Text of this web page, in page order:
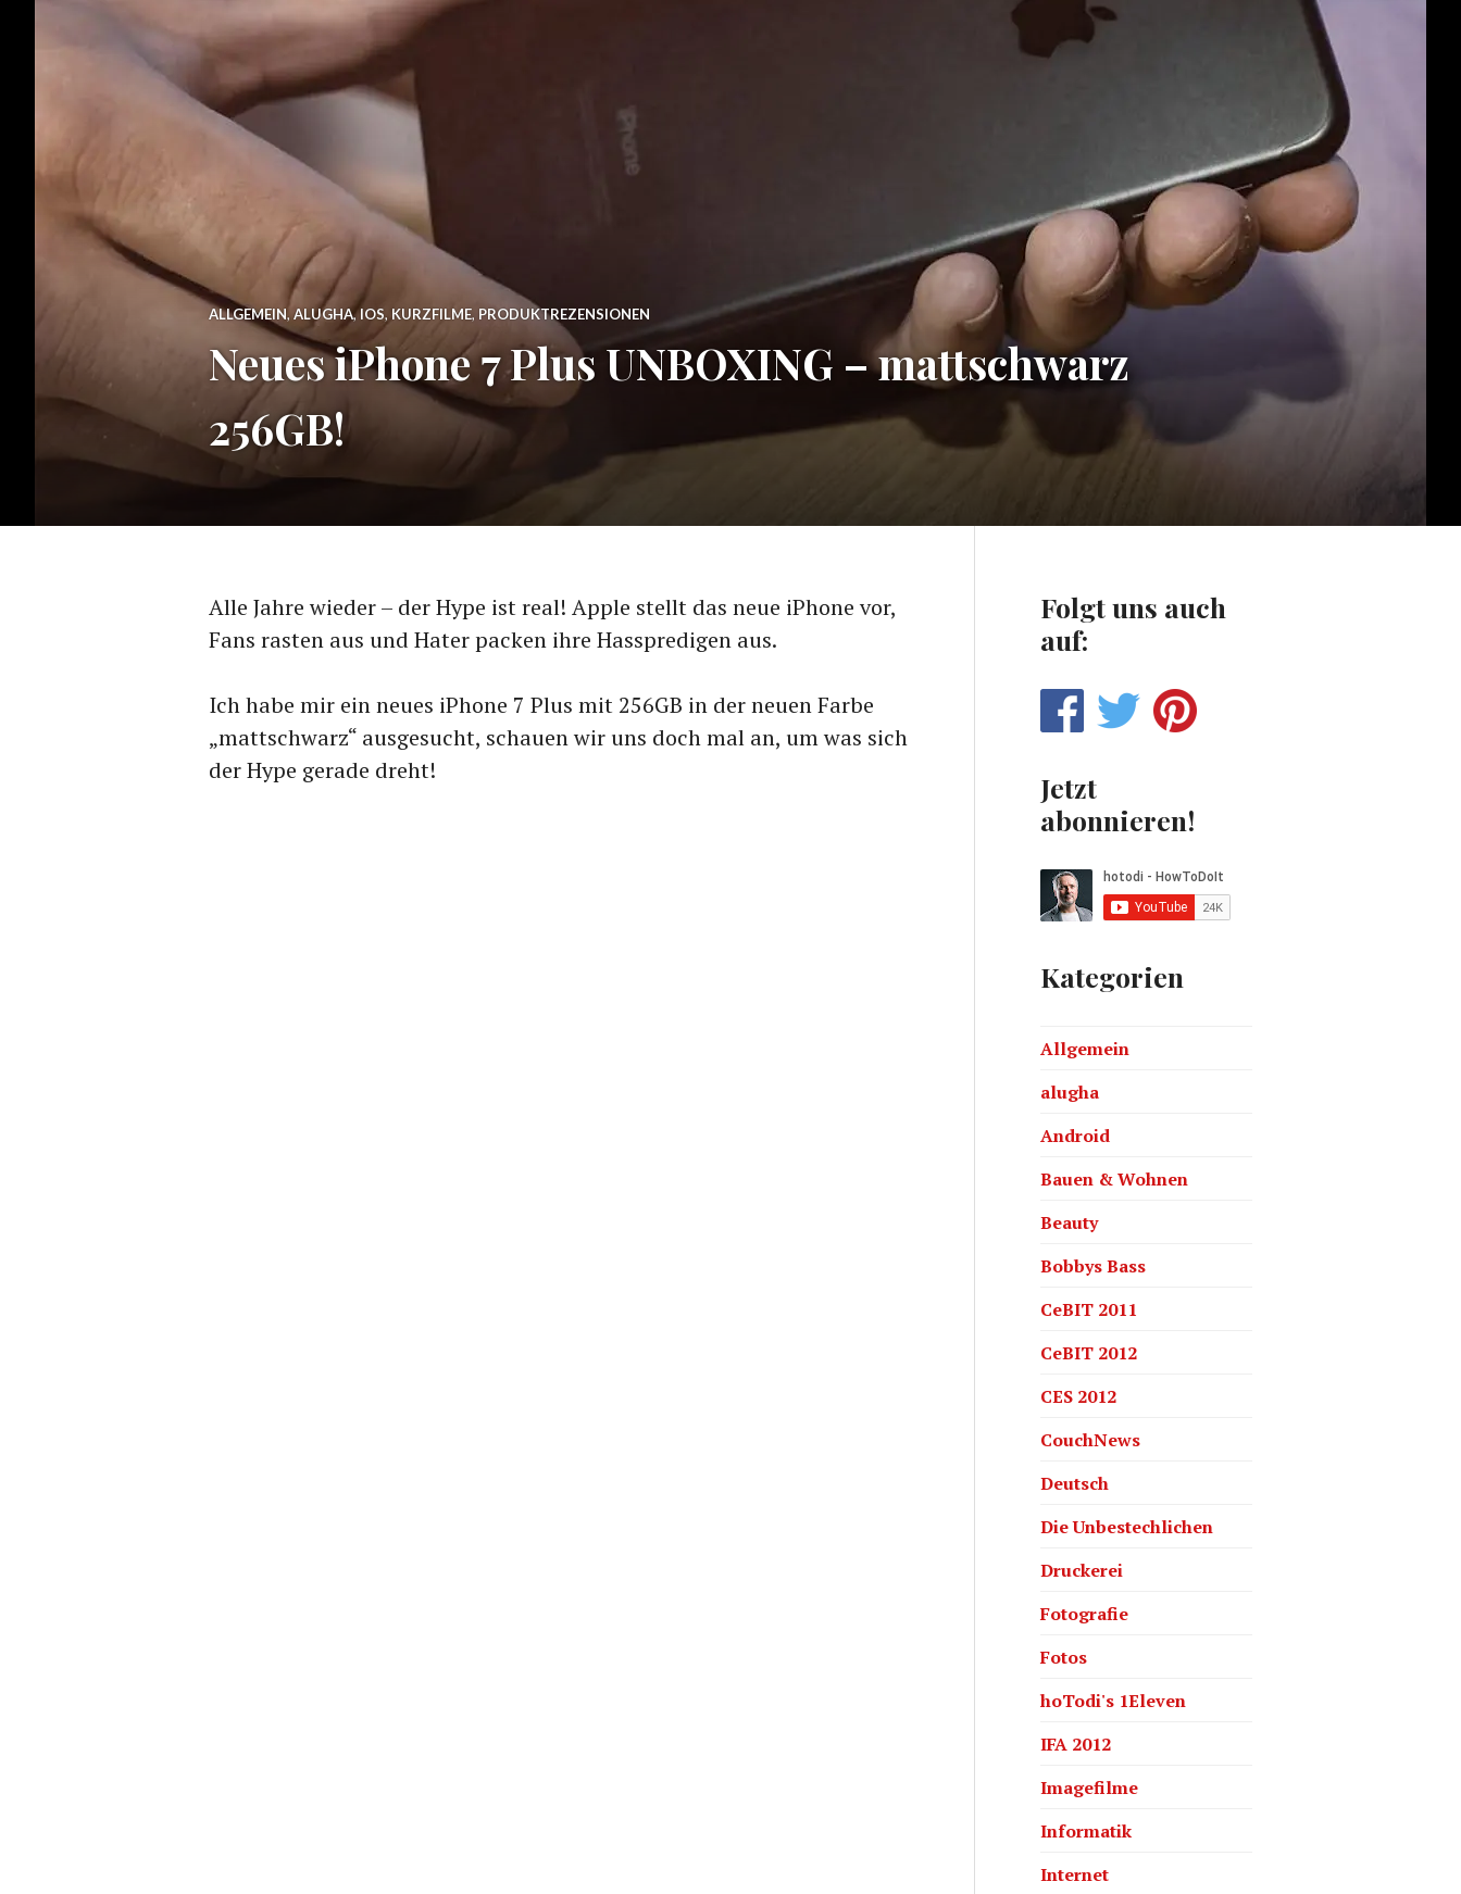
ALLGEMEIN,ALUGHA,IOS, KURZFILME, PRODUKTREZENSIONEN
Neues iPhone 7 Plus UNBOXING – mattschwarz
256GB!
Alle Jahre wieder – der Hype ist real! Apple stellt das neue iPhone vor,
Fans rasten aus und Hater packen ihre Hasspredigen aus.
Ich habe mir ein neues iPhone 7 Plus mit 256GB in der neuen Farbe
„mattschwarz“ ausgesucht, schauen wir uns doch mal an, um was sich
der Hype gerade dreht!
Folgt uns auch
auf:
Jetzt
abonnieren!
Kategorien
Allgemein
alugha
Android
Bauen & Wohnen
Beauty
Bobbys Bass
CeBIT 2011
CeBIT 2012
CES 2012
CouchNews
Deutsch
Die Unbestechlichen
Druckerei
Fotografie
Fotos
hoTodi's 1Eleven
IFA 2012
Imagefilme
Informatik
Internet